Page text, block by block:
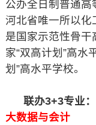
公办全日制普通高
河北省唯一所以化
是国家示范性骨干
家“双高计划”高水
划”高水平学校。
联办3+3专业：
大数据与会计